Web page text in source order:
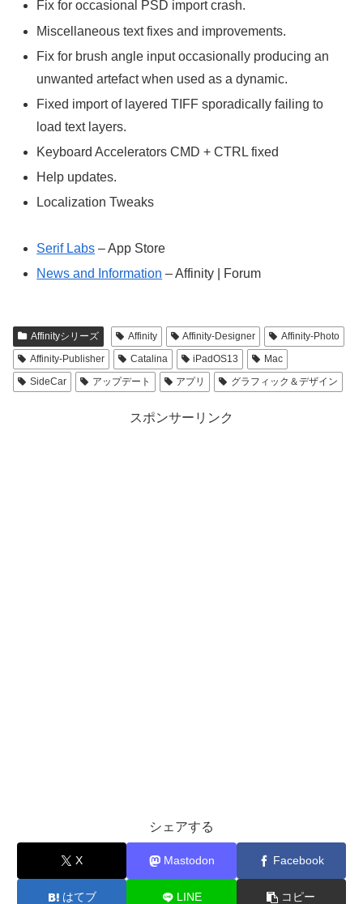
Fix for occasional PSD import crash.
Miscellaneous text fixes and improvements.
Fix for brush angle input occasionally producing an
unwanted artefact when used as a dynamic.
Fixed import of layered TIFF sporadically failing to
load text layers.
Keyboard Accelerators CMD + CTRL fixed
Help updates.
Localization Tweaks
Serif Labs – App Store
News and Information – Affinity | Forum
Affinityシリーズ Affinity Affinity-Designer
Affinity-Photo
Affinity-Publisher
Catalina iPadOS13
Mac
SideCar
アップデート アプリ グラフィック＆デザイン
スポンサーリンク
シェアする
X Mastodon Facebook
はてブ LINE コピー